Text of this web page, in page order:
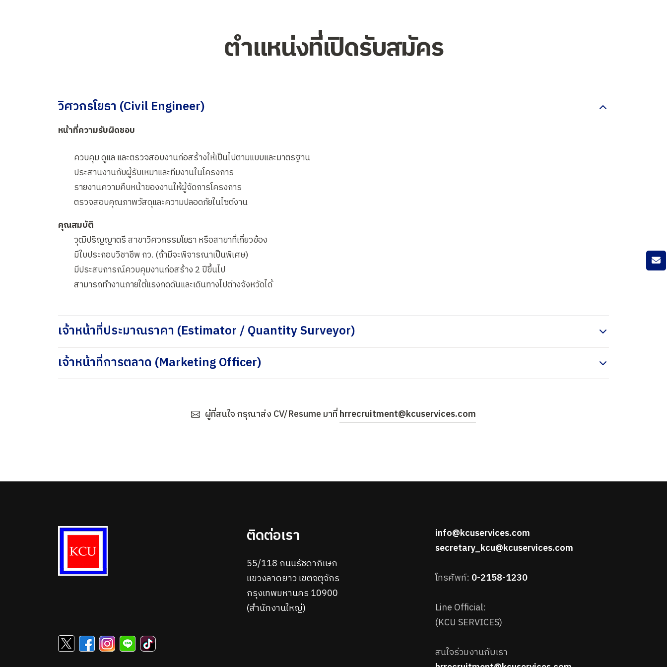
ตำแหน่งที่เปิดรับสมัคร
วิศวกรโยธา (Civil Engineer)
หน้าที่ความรับผิดชอบ
ควบคุม ดูแล และตรวจสอบงานก่อสร้างให้เป็นไปตามแบบและมาตรฐาน
ประสานงานกับผู้รับเหมาและทีมงานในโครงการ
รายงานความคืบหน้าของงานให้ผู้จัดการโครงการ
ตรวจสอบคุณภาพวัสดุและความปลอดภัยในไซต์งาน
คุณสมบัติ
วุฒิปริญญาตรี สาขาวิศวกรรมโยธา หรือสาขาที่เกี่ยวข้อง
มีใบประกอบวิชาชีพ กว. (ถ้ามีจะพิจารณาเป็นพิเศษ)
มีประสบการณ์ควบคุมงานก่อสร้าง 2 ปีขึ้นไป
สามารถทำงานภายใต้แรงกดดันและเดินทางไปต่างจังหวัดได้
เจ้าหน้าที่ประมาณราคา (Estimator / Quantity Surveyor)
เจ้าหน้าที่การตลาด (Marketing Officer)
ผู้ที่สนใจ กรุณาส่ง CV/Resume มาที่hrrecruitment@kcuservices.com
ติดต่อเรา
55/118 ถนนรัชดาภิเษก
แขวงลาดยาว เขตจตุจักร
กรุงเทพมหานคร 10900
(สำนักงานใหญ่)
info@kcuservices.com
secretary_kcu@kcuservices.com
โทรศัพท์: 0-2158-1230
Line Official:
(KCU SERVICES)
สนใจร่วมงานกับเรา